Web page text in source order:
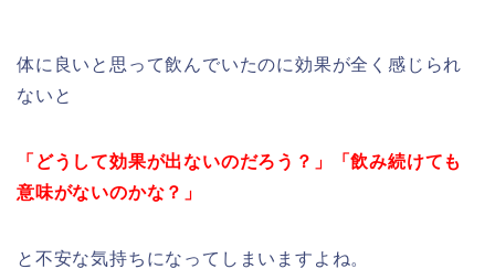
体に良いと思って飲んでいたのに効果が全く感じられ
ないと
「どうして効果が出ないのだろう？」「飲み続けても
意味がないのかな？」
と不安な気持ちになってしまいますよね。